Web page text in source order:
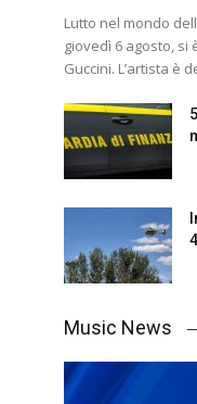
Lutto nel mondo
giovedì 6 agosto, si
Guccini. L’artista è
Music News